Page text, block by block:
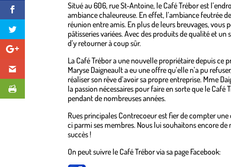
Situé au 606, rue St-Antoine, le Café Trébor est
ambiance chaleureuse. En effet, l’ambiance feutrée
réunion entre amis. En plus de leurs breuvages, vous
pâtisseries variées. Avec des produits de qualité et
d’y retourner à coup sûr.
La Café Trébor a une nouvelle propriétaire depuis ce
Maryse Daigneault a eu une offre qu’elle n’a pu
réaliser son rêve d’avoir sa propre entreprise. Mme
la passion nécessaires pour faire en sorte que le Café
pendant de nombreuses années.
Rues principales Contrecoeur est fier de compter
ci parmi ses membres. Nous lui souhaitons encore de
succès !
On peut suivre le Café Trébor via sa page Facebook: